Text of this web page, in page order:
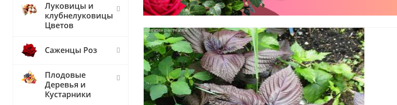
Луковицы и
клубнелуковицы
Цветов
Саженцы Роз
Плодовые
Деревья и
Кустарники